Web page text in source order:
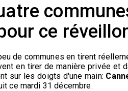
ce
de communes en tirent
en tirer de manière privée et
sur les doigts d'une main:
ce mardi 31 décembre.